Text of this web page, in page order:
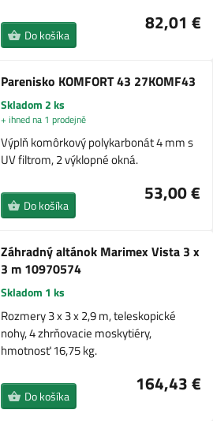
82,01 €
Do košíka
Parenisko KOMFORT 43 27KOMF43
Skladom 2 ks
+ ihned na 1 prodejně
Výplň komôrkový polykarbonát 4 mm s
UV filtrom, 2 výklopné okná.
53,00 €
Do košíka
Záhradný altánok Marimex Vista 3 x
3 m 10970574
Skladom 1 ks
Rozmery 3 x 3 x 2,9 m, teleskopické
nohy, 4 zhrňovacie moskytiéry,
hmotnosť 16,75 kg.
164,43 €
Do košíka